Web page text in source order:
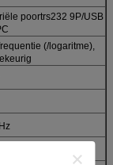
poortrs232 9P/USB
(/logaritme),